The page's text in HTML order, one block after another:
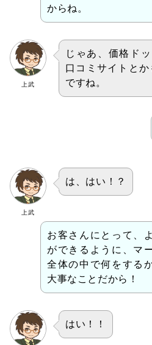
からね。
上武
じゃあ、価格ド
口コミサイトとか
ですね。
上武
は、はい！？
お客さんにとって、
ができるように、マ
全体の中で何をする
大事なことだから！
はい！！